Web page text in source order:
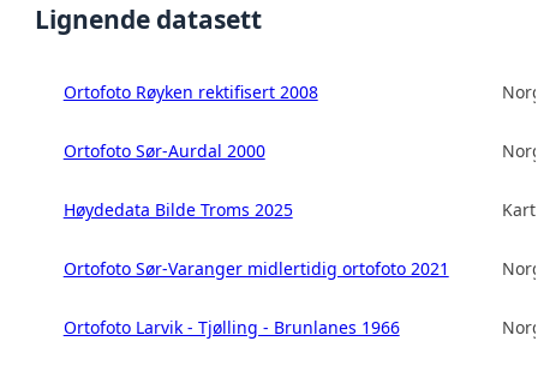
Lignende datasett
Ortofoto Røyken rektifisert 2008
Ortofoto Sør-Aurdal 2000
Høydedata Bilde Troms 2025
Ortofoto Sør-Varanger midlertidig ortofoto 2021
Ortofoto Larvik - Tjølling - Brunlanes 1966